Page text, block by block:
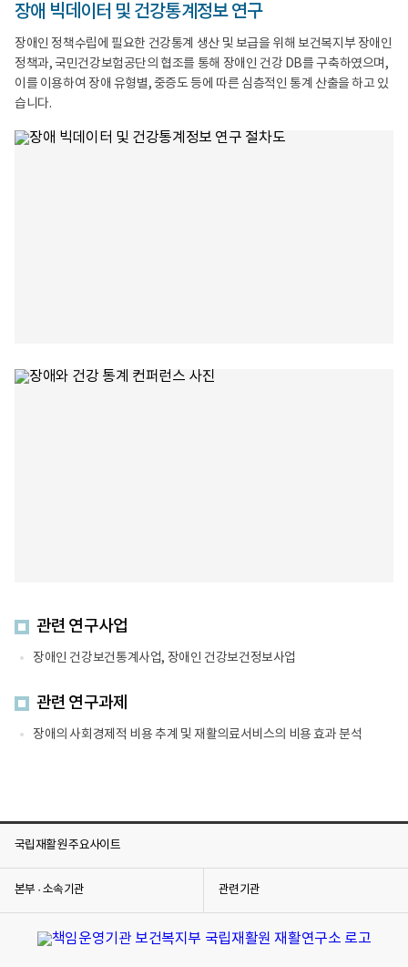
장애 빅데이터 및 건강통계정보 연구
장애인 정책수립에 필요한 건강통계 생산 및 보급을 위해 보건복지부 장애인
정책과, 국민건강보험공단의 협조를 통해 장애인 건강 DB를 구축하였으며,
이를 이용하여 장애 유형별, 중증도 등에 따른 심층적인 통계 산출을 하고 있
습니다.
관련 연구사업
장애인 건강보건통계사업, 장애인 건강보건정보사업
관련 연구과제
장애의 사회경제적 비용 추계 및 재활의료서비스의 비용 효과 분석
국립재활원 주요사이트
본부 · 소속기관 관련기관